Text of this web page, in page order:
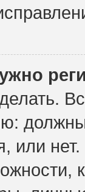
или